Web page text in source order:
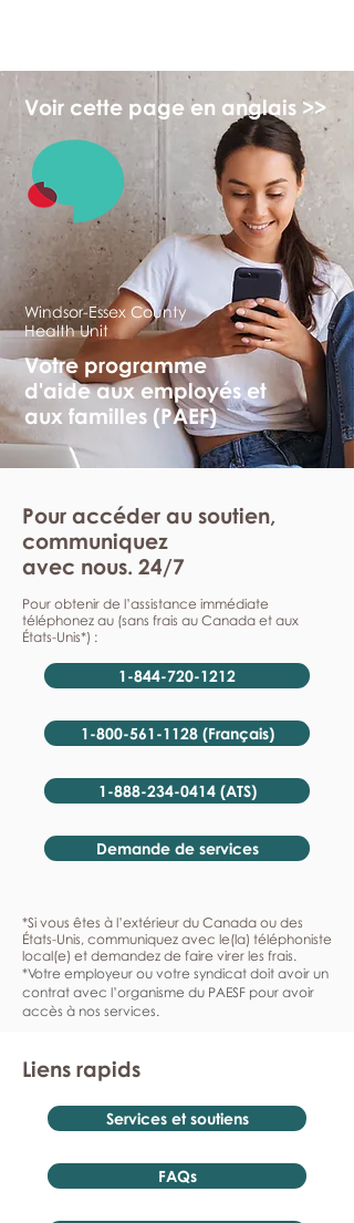
Voir cette page en anglais >>
Windsor-Essex County
Health Unit
Votre programme
d'aide aux employés et
aux familles (PAEF)
Pour accéder au soutien,
communiquez
avec nous. 24/7
Pour obtenir de l’assistance immédiate
téléphonez au (sans frais au Canada et aux
États-Unis*) :
1-844-720-1212
1-800-561-1128 (Français)
1-888-234-0414 (ATS)
Demande de services
*Si vous êtes à l’extérieur du Canada ou des
États-Unis, communiquez avec le(la) téléphoniste
local(e) et demandez de faire virer les frais.
*Votre employeur ou votre syndicat doit avoir un
contrat avec l’organisme du PAESF pour avoir
accès à nos services.
Liens rapids
Services et soutiens
FAQs